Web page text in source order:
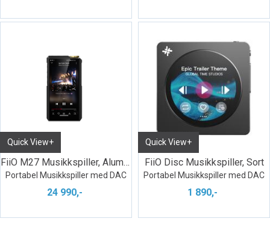
Quick View+
FiiO M27 Musikkspiller, Aluminium
Portabel Musikkspiller med DAC
24 990,-
Quick View+
FiiO Disc Musikkspiller, Sort
Portabel Musikkspiller med DAC
1 890,-